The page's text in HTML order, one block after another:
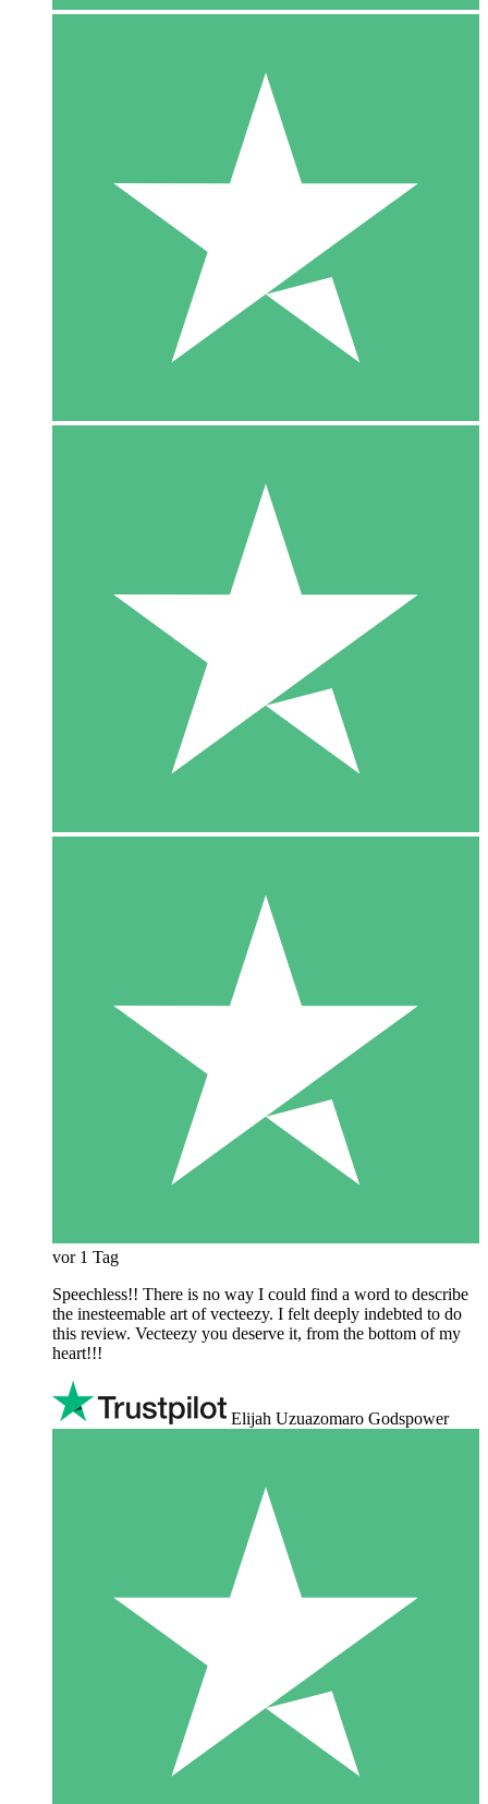
vor 1 Tag
Speechless!! There is no way I could find a word to describe
the inesteemable art of vecteezy. I felt deeply indebted to do
this review. Vecteezy you deserve it, from the bottom of my
heart!!!
Elijah Uzuazomaro Godspower